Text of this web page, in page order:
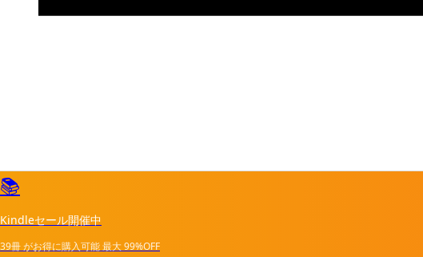
📚
Kindleセール開催中
39冊がお得に購入可能最大99%OFF